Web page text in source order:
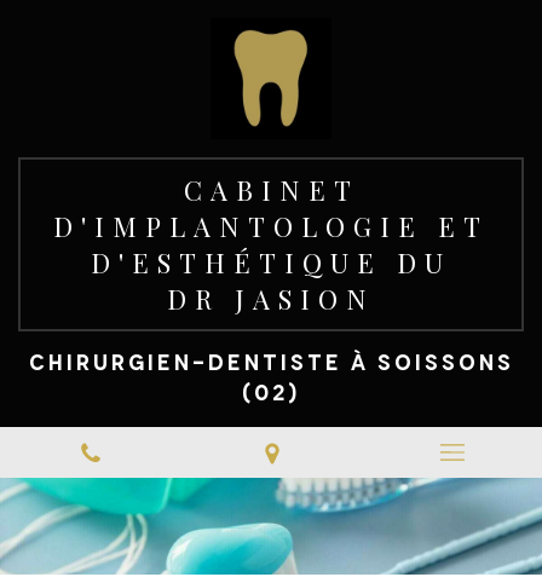
CABINET
D'IMPLANTOLOGIE ET
D'ESTHÉTIQUE DU
DR JASION
CHIRURGIEN-DENTISTE À SOISSONS
(02)